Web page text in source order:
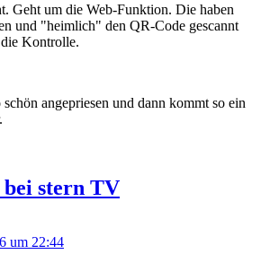
Geht um die Web-Funktion. Die haben
und "heimlich" den QR-Code gescannt
Kontrolle.
schön angepriesen und dann kommt so ein
stern TV
um 22:44